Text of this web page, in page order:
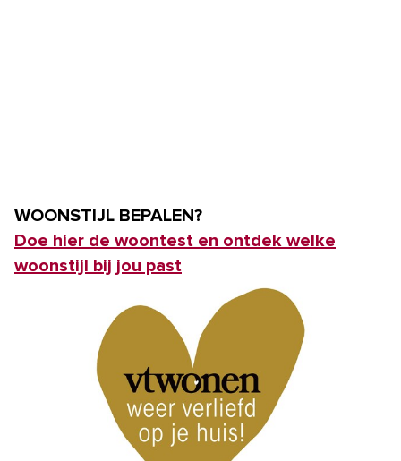
WOONSTIJL BEPALEN?
Doe hier de woontest en ontdek welke
woonstijl bij jou past